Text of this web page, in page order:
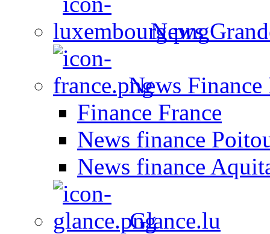
News
News Finance
Finance France
News finance
News finance
Glance.lu